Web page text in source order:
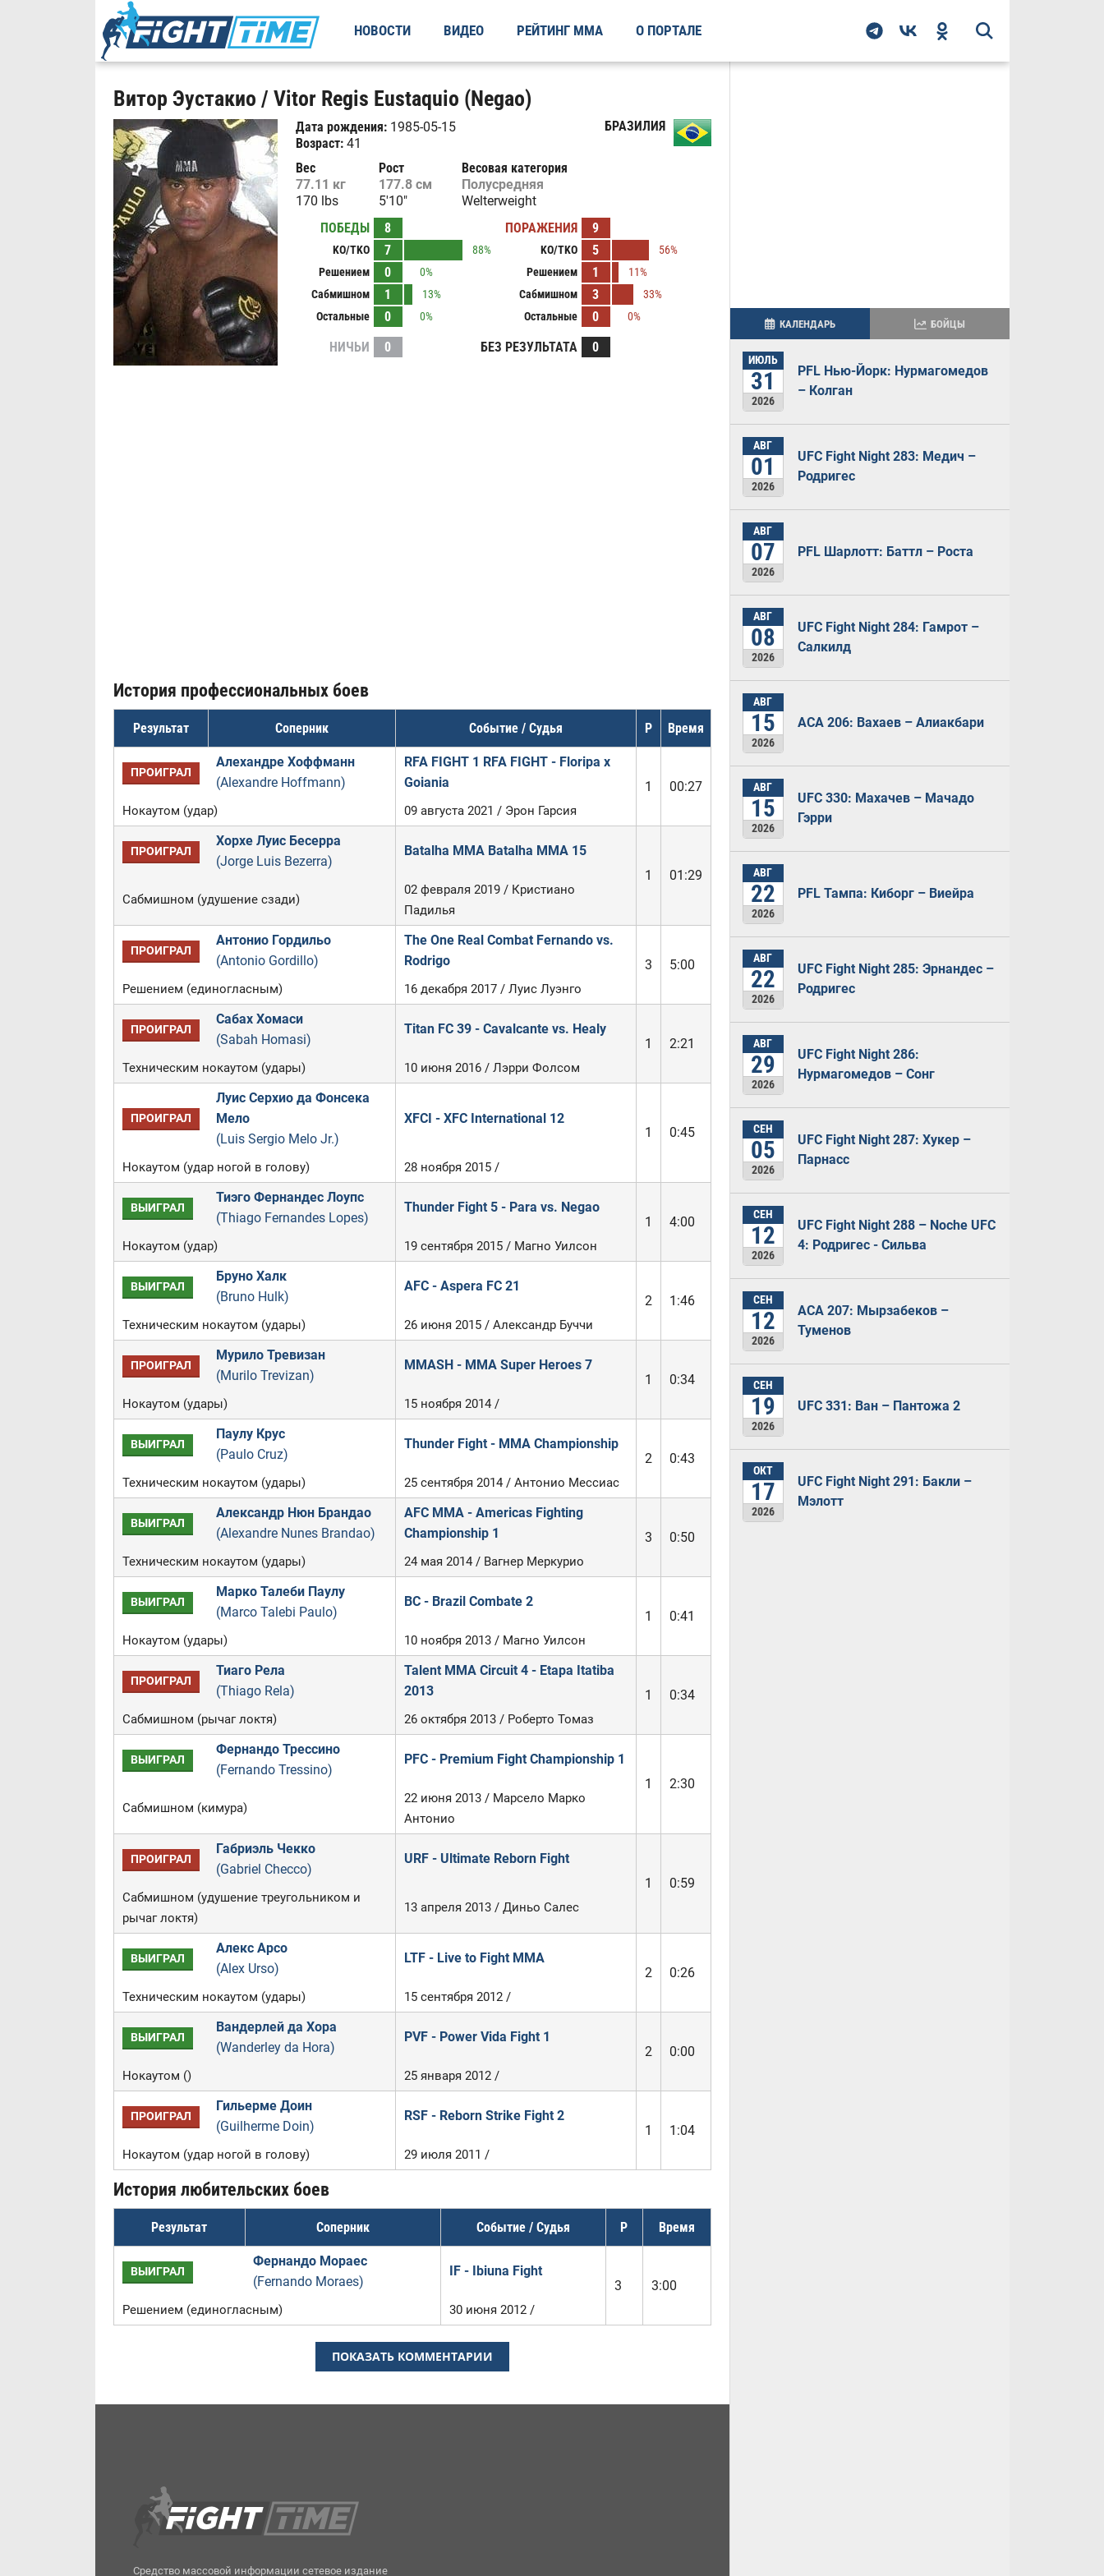
НОВОСТИ ВИДЕО РЕЙТИНГ ММА О ПОРТАЛЕ
Витор Эустакио / Vitor Regis Eustaquio (Negao)
Дата рождения:1985-05-15
Возраст:41
БРАЗИЛИЯ
Вес
77.11 кг
170 lbs
Рост
177.8 см
5'10"
Весовая категория
Полусредняя
Welterweight
ПОБЕДЫ
8
KO/TKO 7
88%
Решением
0
0%
Сабмишном
1
13%
Остальные
0 0%
ПОРАЖЕНИЯ 9
KO/TKO 5
56%
Решением
1
11%
Сабмишном
3
33%
Остальные
0 0%
НИЧЬИ 0 БЕЗ РЕЗУЛЬТАТА 0
История профессиональных боев
Результат Соперник Событие / Судья Р Время
ПРОИГРАЛ
Алехандре Хоффманн
(Alexandre Hoffmann)
RFA FIGHT 1 RFA FIGHT - Floripa x
Goiania
1 00:27
Нокаутом (удар) 09 августа 2021 / Эрон Гарсия
ПРОИГРАЛ
Хорхе Луис Бесерра
(Jorge Luis Bezerra)
Batalha MMA Batalha MMA 15
1
01:29
Сабмишном (удушение сзади)
02 февраля 2019 / Кристиано
Падилья
ПРОИГРАЛ
Антонио Гордильо
(Antonio Gordillo)
The One Real Combat Fernando vs.
Rodrigo
3 5:00
Решением (единогласным) 16 декабря 2017 / Луис Луэнго
ПРОИГРАЛ
Сабах Хомаси
(Sabah Homasi)
Titan FC 39 - Cavalcante vs. Healy
1
2:21
Техническим нокаутом (удары) 10 июня 2016 / Лэрри Фолсом
ПРОИГРАЛ
Луис Серхио да Фонсека
Мело
(Luis Sergio Melo Jr.)
XFCI - XFC International 12
1
0:45
Нокаутом (удар ногой в голову) 28 ноября 2015 /
ВЫИГРАЛ
Тиэго Фернандес Лоупс
(Thiago Fernandes Lopes)
Thunder Fight 5 - Para vs. Negao
1
4:00
Нокаутом (удар) 19 сентября 2015 / Магно Уилсон
ВЫИГРАЛ
Бруно Халк
(Bruno Hulk)
AFC - Aspera FC 21
2
1:46
Техническим нокаутом (удары) 26 июня 2015 / Александр Буччи
ПРОИГРАЛ
Мурило Тревизан
(Murilo Trevizan)
MMASH - MMA Super Heroes 7
1
0:34
Нокаутом (удары) 15 ноября 2014 /
ВЫИГРАЛ
Паулу Крус
(Paulo Cruz)
Thunder Fight - MMA Championship
2
0:43
Техническим нокаутом (удары) 25 сентября 2014 / Антонио Мессиас
ВЫИГРАЛ
Александр Нюн Брандао
(Alexandre Nunes Brandao)
AFC MMA - Americas Fighting
Championship 1
3 0:50
Техническим нокаутом (удары) 24 мая 2014 / Вагнер Меркурио
ВЫИГРАЛ
Марко Талеби Паулу
(Marco Talebi Paulo)
BC - Brazil Combate 2
1
0:41
Нокаутом (удары) 10 ноября 2013 / Магно Уилсон
ПРОИГРАЛ
Тиаго Рела
(Thiago Rela)
Talent MMA Circuit 4 - Etapa Itatiba
2013
1 0:34
Сабмишном (рычаг локтя) 26 октября 2013 / Роберто Томаз
ВЫИГРАЛ
Фернандо Трессино
(Fernando Tressino)
PFC - Premium Fight Championship 1
1
2:30
Сабмишном (кимура)
22 июня 2013 / Марсело Марко
Антонио
ПРОИГРАЛ
Габриэль Чекко
(Gabriel Checco)
URF - Ultimate Reborn Fight
1
0:59
Сабмишном (удушение треугольником и
рычаг локтя)
13 апреля 2013 / Диньо Салес
ВЫИГРАЛ
Алекс Арсо
(Alex Urso)
LTF - Live to Fight MMA
2
0:26
Техническим нокаутом (удары) 15 сентября 2012 /
ВЫИГРАЛ
Вандерлей да Хора
(Wanderley da Hora)
PVF - Power Vida Fight 1
2
0:00
Нокаутом () 25 января 2012 /
ПРОИГРАЛ
Гильерме Доин
(Guilherme Doin)
RSF - Reborn Strike Fight 2
1
1:04
Нокаутом (удар ногой в голову) 29 июля 2011 /
История любительских боев
Результат Соперник Событие / Судья Р Время
ВЫИГРАЛ
Фернандо Мораес
(Fernando Moraes)
IF - Ibiuna Fight
3
3:00
Решением (единогласным) 30 июня 2012 /
ПОКАЗАТЬ КОММЕНТАРИИ
КАЛЕНДАРЬ БОЙЦЫ
ИЮЛЬ
31
2026
PFL Нью-Йорк: Нурмагомедов
– Колган
АВГ
01
2026
UFC Fight Night 283: Медич –
Родригес
АВГ
07
2026
PFL Шарлотт: Баттл – Роста
АВГ
08
2026
UFC Fight Night 284: Гамрот –
Салкилд
АВГ
15
2026
ACA 206: Вахаев – Алиакбари
АВГ
15
2026
UFC 330: Махачев – Мачадо
Гэрри
АВГ
22
2026
PFL Тампа: Киборг – Виейра
АВГ
22
2026
UFC Fight Night 285: Эрнандес –
Родригес
АВГ
29
2026
UFC Fight Night 286:
Нурмагомедов – Сонг
СЕН
05
2026
UFC Fight Night 287: Хукер –
Парнасс
СЕН
12
2026
UFC Fight Night 288 – Noche UFC
4: Родригес - Сильва
СЕН
12
2026
ACA 207: Мырзабеков –
Туменов
СЕН
19
2026
UFC 331: Ван – Пантожа 2
ОКТ
17
2026
UFC Fight Night 291: Бакли –
Мэлотт
Средство массовой информации сетевое издание